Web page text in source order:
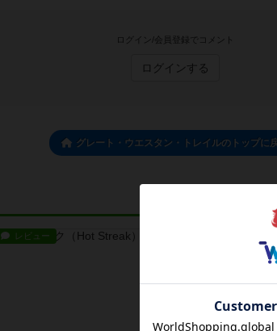
ログイン/会員登録でコメント
ログインする
グレート・ウエスタン・トレイルのトップに
レビュー